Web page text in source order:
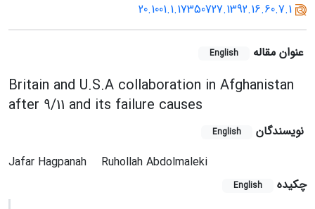
20.1001.1.17350727.1392.16.60.7.1
عنوان مقاله English
Britain and U.S.A collaboration in Afghanistan
after 9/11 and its failure causes
نویسندگان English
Jafar Hagpanah
Ruhollah Abdolmaleki
چکیده
English